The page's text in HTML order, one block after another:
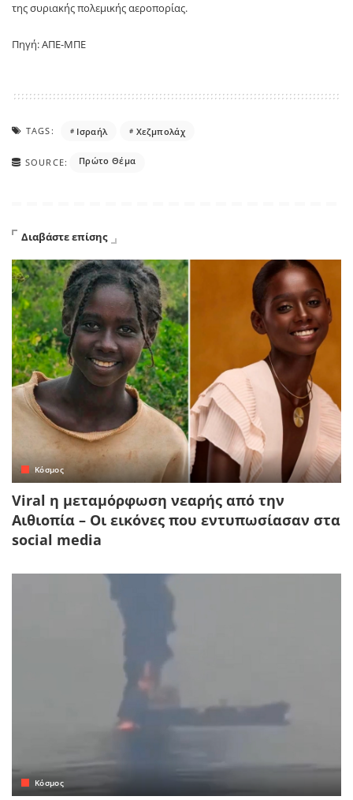
της συριακής πολεμικής αεροπορίας.
Πηγή: ΑΠΕ-ΜΠΕ
TAGS: Ισραήλ Χεζμπολάχ
SOURCE: Πρώτο Θέμα
Διαβάστε επίσης
Κόσμος
Viral η μεταμόρφωση νεαρής από την
Αιθιοπία – Οι εικόνες που εντυπωσίασαν στα
social media
Κόσμος